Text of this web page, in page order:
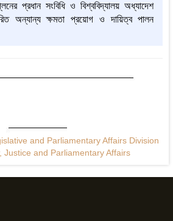
প্রধান সংবিধি ও বিশ্ববিদ্যালয় অধ্যাদেশ
অন্যান্য ক্ষমতা প্রয়োগ ও দায়িত্ব পালন
and Parliamentary Affairs Division
Justice and Parliamentary Affairs